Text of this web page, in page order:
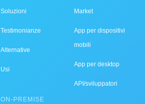
Soluzioni
Testimonianze
Alternative
Usi
ON-PREMISE
Market
App per dispositivi
mobili
App per desktop
API/sviluppatori